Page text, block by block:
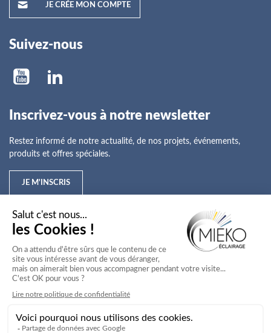
JE CRÉE MON COMPTE
Suivez-nous
Inscrivez-vous à notre newsletter
Restez informé de notre actualité, de nos projets, événements,
produits et offres spéciales.
JE M'INSCRIS
Nos offres
Nos services
Nos secteurs d'activité
Service client